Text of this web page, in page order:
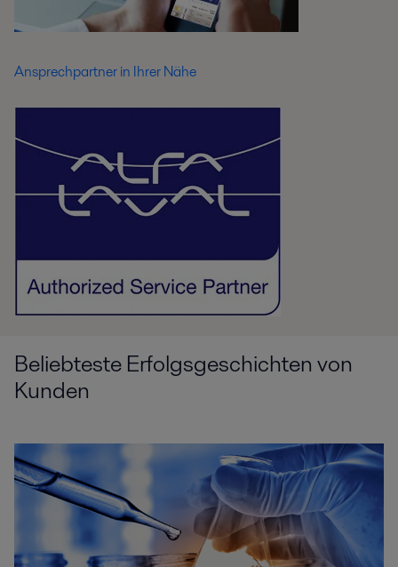
Ansprechpartner in Ihrer Nähe
Beliebteste Erfolgsgeschichten von
Kunden